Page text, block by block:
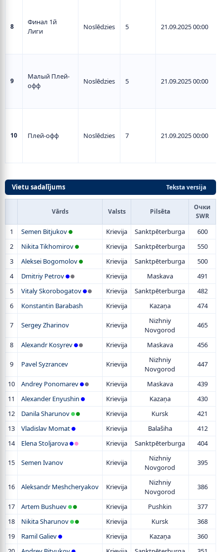
8
Финал 1й
Лиги
Noslēdzies 5 21.09.2025 00:00
9
Малый Плей-
офф
Noslēdzies 5 21.09.2025 00:00
10 Плей-офф Noslēdzies 7 21.09.2025 00:00
Teksta versija
Vietu sadalījums
Vārds Valsts Pilsēta
Очки
SWR
1 Semen Bitjukov Krievija Sanktpēterburga
600
2
Nikita Tikhomirov Krievija Sanktpēterburga
550
3
Aleksei Bogomolov Krievija Sanktpēterburga
500
4
Dmitriy Petrov Krievija Maskava
491
5
Vitaly Skorobogatov Krievija Sanktpēterburga
482
6
Konstantin Barabash Krievija Kazaņa 474
7 Sergey Zharinov Krievija
Nizhniy
Novgorod
465
8 Alexandr Kosyrev Krievija Maskava 456
9 Pavel Syzrancev Krievija
Nizhniy
Novgorod
447
10 Andrey Ponomarev Krievija Maskava
439
11
Alexander Enyushin Krievija Kazaņa
430
12
Danila Sharunov Krievija Kursk
421
13
Vladislav Momat Krievija Balašiha
412
14
Elena Stoljarova Krievija Sanktpēterburga 404
15 Semen Ivanov Krievija
Nizhniy
Novgorod
395
16 Aleksandr Meshcheryakov Krievija
Nizhniy
Novgorod
386
17 Artem Bushuev Krievija Pushkin
377
18
Nikita Sharunov Krievija Kursk
368
19
Ramil Galiev Krievija Kazaņa
360